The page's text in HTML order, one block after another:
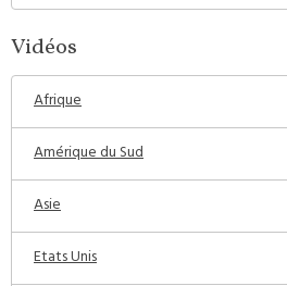
Vidéos
Afrique
Amérique du Sud
Asie
Etats Unis